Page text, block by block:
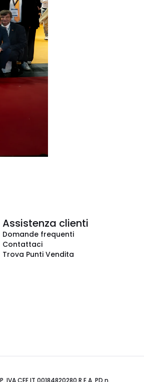
Assistenza clienti
Domande frequenti
Contattaci
Trova Punti Vendita
CEE IT 00184820280 R.E.A. PD n.